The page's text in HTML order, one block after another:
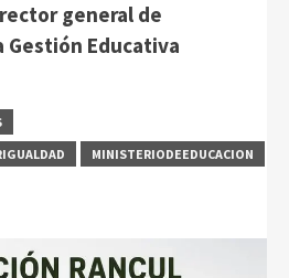
general de
Gestión Educativa
MINISTERIODEEDUCACION